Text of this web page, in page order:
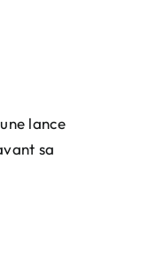
lance
sa